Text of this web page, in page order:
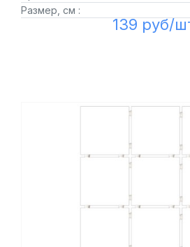
Размер, см :
139 руб/